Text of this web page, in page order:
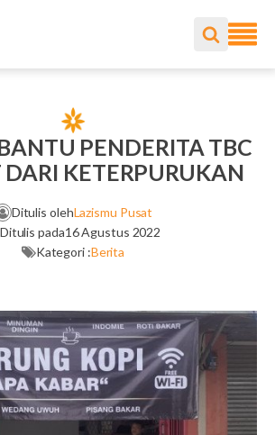
PENDERITA TBC
KETERPURUKAN
Ditulis olehLazismu Pusat
Ditulis pada16 Agustus 2022
Kategori :Berita